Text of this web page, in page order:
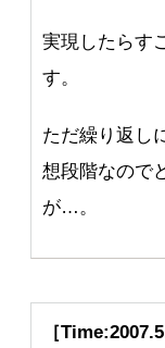
実現したらす
す。
ただ繰り返し
想段階なので
が…。
［